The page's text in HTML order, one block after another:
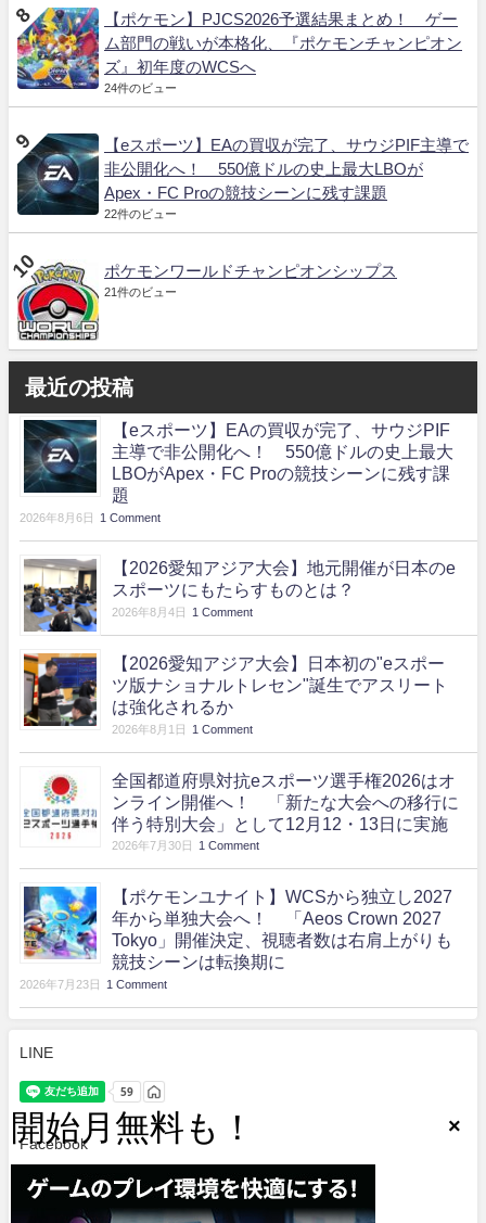
【ポケモン】PJCS2026予選結果まとめ！ ゲー
ム部門の戦いが本格化、『ポケモンチャンピオン
ズ』初年度のWCSへ
24件のビュー
【eスポーツ】EAの買収が完了、サウジPIF主導で
非公開化へ！ 550億ドルの史上最大LBOが
Apex・FC Proの競技シーンに残す課題
22件のビュー
ポケモンワールドチャンピオンシップス
21件のビュー
最近の投稿
【eスポーツ】EAの買収が完了、サウジPIF
主導で非公開化へ！ 550億ドルの史上最大
LBOがApex・FC Proの競技シーンに残す課
題
2026年8月6日 1 Comment
【2026愛知アジア大会】地元開催が日本のe
スポーツにもたらすものとは？
2026年8月4日 1 Comment
【2026愛知アジア大会】日本初の"eスポー
ツ版ナショナルトレセン"誕生でアスリート
は強化されるか
2026年8月1日 1 Comment
全国都道府県対抗eスポーツ選手権2026はオ
ンライン開催へ！ 「新たな大会への移行に
伴う特別大会」として12月12・13日に実施
2026年7月30日 1 Comment
【ポケモンユナイト】WCSから独立し2027
年から単独大会へ！ 「Aeos Crown 2027
Tokyo」開催決定、視聴者数は右肩上がりも
競技シーンは転換期に
2026年7月23日 1 Comment
LINE
Facebook